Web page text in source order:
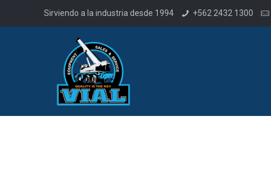
Sirviendo a la industria desde 1994 +562 2432 1300